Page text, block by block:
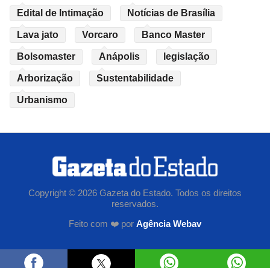
Edital de Intimação Notícias de Brasília
Lava jato Vorcaro Banco Master
Bolsomaster Anápolis legislação
Arborização Sustentabilidade
Urbanismo
Copyright © 2026 Gazeta do Estado. Todos os direitos
reservados.
Feito com ❤️ por Agência Webav